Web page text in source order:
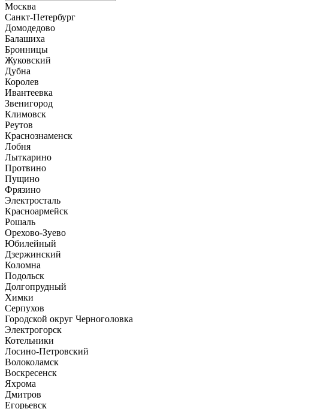
Москва
Санкт-Петербург
Домодедово
Балашиха
Бронницы
Жуковский
Дубна
Королев
Ивантеевка
Звенигород
Климовск
Реутов
Краснознаменск
Лобня
Лыткарино
Протвино
Пущино
Фрязино
Электросталь
Красноармейск
Рошаль
Орехово-Зуево
Юбилейный
Дзержинский
Коломна
Подольск
Долгопрудный
Химки
Серпухов
Городской округ Черноголовка
Электрогорск
Котельники
Лосино-Петровский
Волоколамск
Воскресенск
Яхрома
Дмитров
Егорьевск